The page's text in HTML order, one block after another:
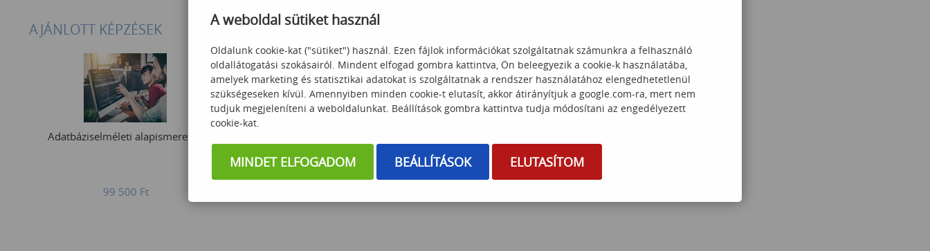
AJÁNLOTT KÉPZÉSEK
Adatbáziselméleti alapismeretek
99 500 Ft
A weboldal sütiket használ
Oldalunk cookie-kat ("sütiket") használ. Ezen fájlok információkat szolgáltatnak számunkra a felhasználó
oldallátogatási szokásairól. Mindent elfogad gombra kattintva, Ön beleegyezik a cookie-k használatába,
amelyek marketing és statisztikai adatokat is szolgáltatnak a rendszer használatához elengedhetetlenül
szükségeseken kívül. Amennyiben minden cookie-t elutasít, akkor átirányítjuk a google.com-ra, mert nem
tudjuk megjeleníteni a weboldalunkat. Beállítások gombra kattintva tudja módosítani az engedélyezett
cookie-kat.
MINDET ELFOGADOM BEÁLLÍTÁSOK ELUTASÍTOM